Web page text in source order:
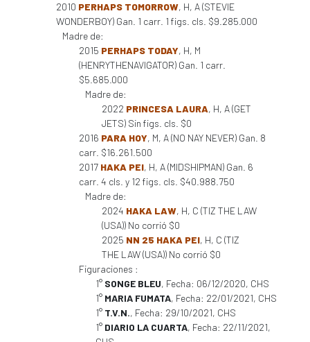
2010 PERHAPS TOMORROW, H, A (STEVIE
WONDERBOY) Gan. 1 carr. 1 figs. cls. $9.285.000
Madre de:
2015 PERHAPS TODAY, H, M
(HENRYTHENAVIGATOR) Gan. 1 carr.
$5.685.000
Madre de:
2022 PRINCESA LAURA, H, A (GET
JETS) Sin figs. cls. $0
2016 PARA HOY, M, A (NO NAY NEVER) Gan. 8
carr. $16.261.500
2017 HAKA PEI, H, A (MIDSHIPMAN) Gan. 6
carr. 4 cls. y 12 figs. cls. $40.988.750
Madre de:
2024 HAKA LAW, H, C (TIZ THE LAW
(USA)) No corrió $0
2025 NN 25 HAKA PEI, H, C (TIZ
THE LAW (USA)) No corrió $0
Figuraciones :
1° SONGE BLEU, Fecha: 06/12/2020, CHS
1° MARIA FUMATA, Fecha: 22/01/2021, CHS
1° T.V.N., Fecha: 29/10/2021, CHS
1° DIARIO LA CUARTA, Fecha: 22/11/2021,